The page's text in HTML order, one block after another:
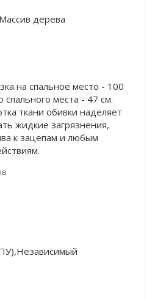
дерева
на спальное место - 100
спального места - 47 см.
ткани обивки наделяет
жидкие загрязнения,
к зацепам и любым